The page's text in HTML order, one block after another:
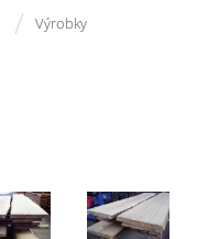
/ Výrobky